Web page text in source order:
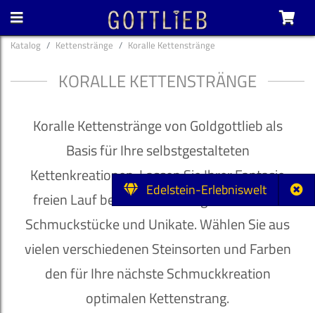
Edelstein-Erlebniswelt
Katalog Kettenstränge Koralle Kettenstränge
KORALLE KETTENSTRÄNGE
Koralle Kettenstränge von Goldgottlieb als
Basis für Ihre selbstgestalteten
Kettenkreationen. Lassen Sie Ihrer Fantasie
freien Lauf bei der Gestaltung individueller
Schmuckstücke und Unikate. Wählen Sie aus
vielen verschiedenen Steinsorten und Farben
den für Ihre nächste Schmuckkreation
optimalen Kettenstrang.